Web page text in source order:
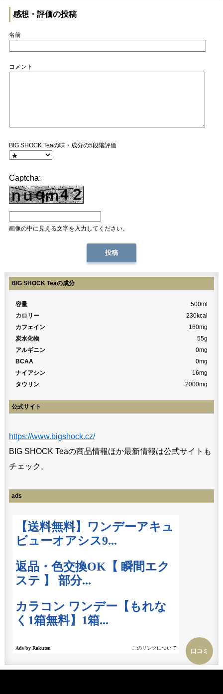
感想・評価の投稿
名前
コメント
BIG SHOCK Teaの味・成分の5段階評価
Captcha:
画像の中に見える文字を入力してください。
口コミ
BIG SHOCK Teaの成分
容量
500ml
カロリー
230kcal
カフェイン
160mg
炭水化物
55g
アルギニン
0mg
BCAA
0mg
ナイアシン
16mg
タウリン
2000mg
公式サイト
https://www.bigshock.cz/
BIG SHOCK Teaの商品情報ほか最新情報は公式サイトも
チェック。
ads